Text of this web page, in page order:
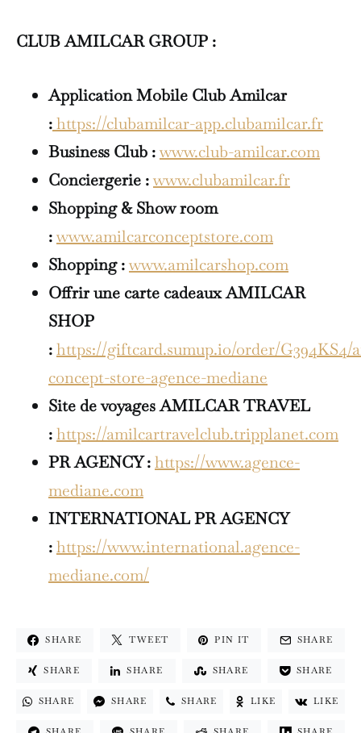
CLUB AMILCAR GROUP :
Application Mobile Club Amilcar
:https://clubamilcar-app.clubamilcar.fr
Business Club :www.club-amilcar.com
Conciergerie :www.clubamilcar.fr
Shopping & Show room
:www.amilcarconceptstore.com
Shopping :www.amilcarshop.com
Offrir une carte cadeaux AMILCAR
SHOP
:https://giftcard.sumup.io/order/G394KS4/
concept-store-agence-mediane
Site de voyages AMILCAR TRAVEL
:https://amilcartravelclub.tripplanet.com
PR AGENCY :https://www.agence-
mediane.com
INTERNATIONALPR AGENCY
:https://www.international.agence-
mediane.com/
SHARE TWEET PIN IT SHARE
SHARE SHARE SHARE SHARE
SHARE SHARE SHARE LIKE LIKE